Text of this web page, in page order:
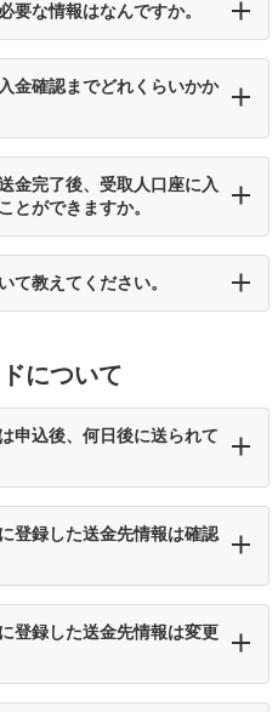
要な情報はなんですか。
金確認までどれくらいかか
金完了後、受取人口座に入
とができますか。
て教えてください。
について
申込後、何日後に送られて
登録した送金先情報は確認
登録した送金先情報は変更